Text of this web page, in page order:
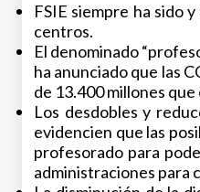
FSIE siempre ha sido
centros.
El denominado
ha anunciado que las
de 13.400 millones
Los desdobles y
evidencien que las
profesorado para
administraciones para